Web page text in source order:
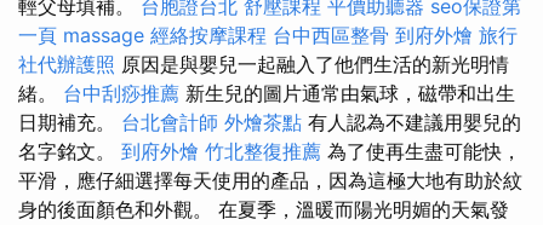
輕父母填補。 台胞證台北 舒壓課程 平價助聽器 seo保證第
一頁 massage 經絡按摩課程 台中西區整骨 到府外燴 旅行
社代辦護照 原因是與嬰兒一起融入了他們生活的新光明情
緒。 台中刮痧推薦 新生兒的圖片通常由氣球，磁帶和出生
日期補充。 台北會計師 外燴茶點 有人認為不建議用嬰兒的
名字銘文。 到府外燴 竹北整復推薦 為了使再生盡可能快，
平滑，應仔細選擇每天使用的產品，因為這極大地有助於紋
身的後面顏色和外觀。 在夏季，溫暖而陽光明媚的天氣發